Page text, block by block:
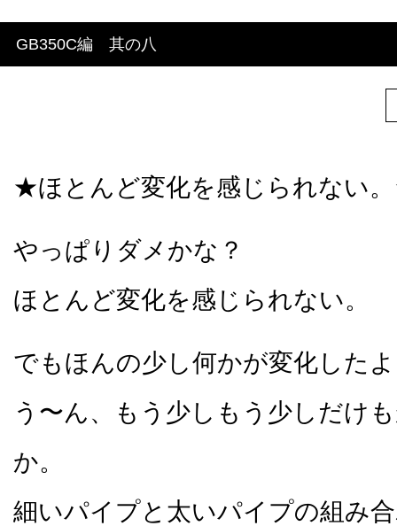
GB350C編 其の八
★ほとんど変化を感じられない
やっぱりダメかな？
ほとんど変化を感じられない。
でもほんの少し何かが変化した
う〜ん、もう少しもう少しだけ
か。
細いパイプと太いパイプの組み